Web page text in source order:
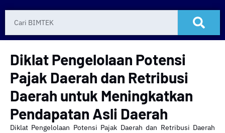
Diklat Pengelolaan Potensi
Pajak Daerah dan Retribusi
Daerah untuk Meningkatkan
Pendapatan Asli Daerah
Diklat Pengelolaan Potensi Pajak Daerah dan Retribusi Daerah